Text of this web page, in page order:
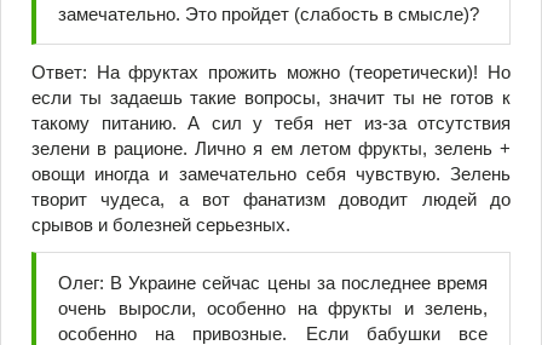
замечательно. Это пройдет (слабость в смысле)?
Ответ: На фруктах прожить можно (теоретически)! Но
если ты задаешь такие вопросы, значит ты не готов к
такому питанию. А сил у тебя нет из-за отсутствия
зелени в рационе. Лично я ем летом фрукты, зелень +
овощи иногда и замечательно себя чувствую. Зелень
творит чудеса, а вот фанатизм доводит людей до
срывов и болезней серьезных.
Олег: В Украине сейчас цены за последнее время
очень выросли, особенно на фрукты и зелень,
особенно на привозные. Если бабушки все